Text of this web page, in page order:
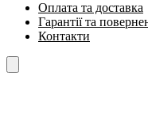
Оплата та доставка
Гарантії та
Контакти